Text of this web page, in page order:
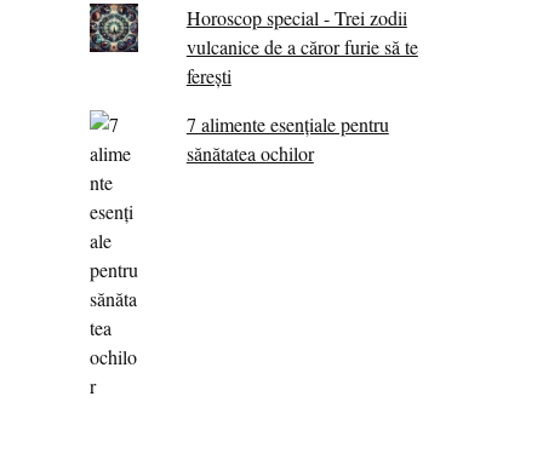
Horoscop special - Trei zodii
vulcanice de a căror furie să te
ferești
7 alimente esenţiale pentru
sănătatea ochilor